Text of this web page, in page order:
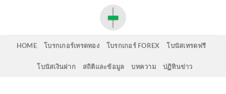
HOME โบรกเกอร์เทรดทอง โบรกเกอร์ FOREX โบนัสเทรดฟรี
โบนัสเงินฝาก สถิติและข้อมูล บทความ ปฏิทินข่าว